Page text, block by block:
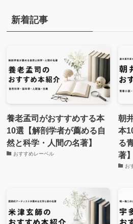
新着記事
養老孟司がおすすめする本
10選【解剖学者が薦める自
然と科学・人間の名著】
おすすめレーベル
朝
本
る
著】
お